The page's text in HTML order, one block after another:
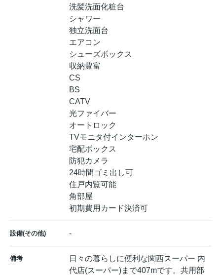
洗髪洗面化粧台
シャワー
独立洗面台
エアコン
シューズボックス
収納豊富
CS
BS
CATV
光ファイバー
オートロック
TVモニタ付インターホン
宅配ボックス
防犯カメラ
24時間ゴミ出し可
住戸内覧可能
角部屋
初期費用カード決済可
設備(その他) -
備考
日々の暮らしに便利な関西スーパー 内
代店(スーパー)まで407mです。共用部